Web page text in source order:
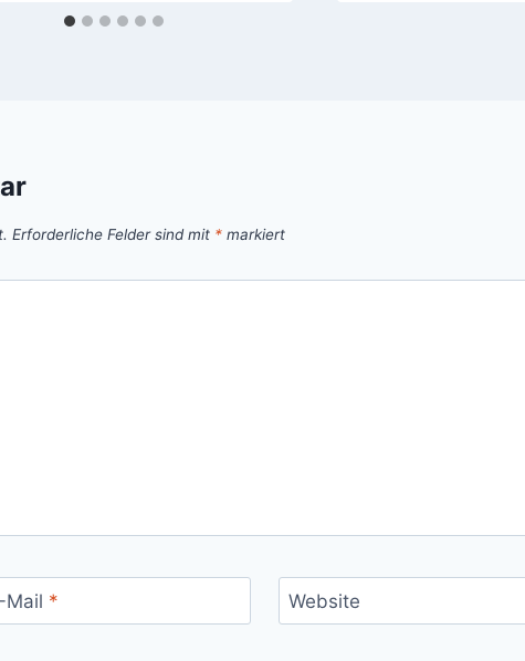
Erforderliche Felder sind mit * markiert
Mail * Website